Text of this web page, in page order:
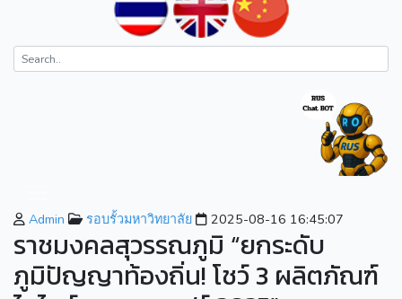
Admin รอบรั้วมหาวิทยาลัย 2025-08-16 16:45:07
ราชมงคลสุวรรณภูมิ “ยกระดับ
ภูมิปัญญาท้องถิ่น! โชว์ 3 ผลิตภัณฑ์